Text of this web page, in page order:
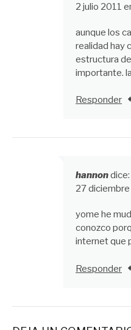
2 julio 2011
aunque los
realidad hay
estructura
importante.
Responder
hannondice:
27
yome he
conozco
internet que
Responder